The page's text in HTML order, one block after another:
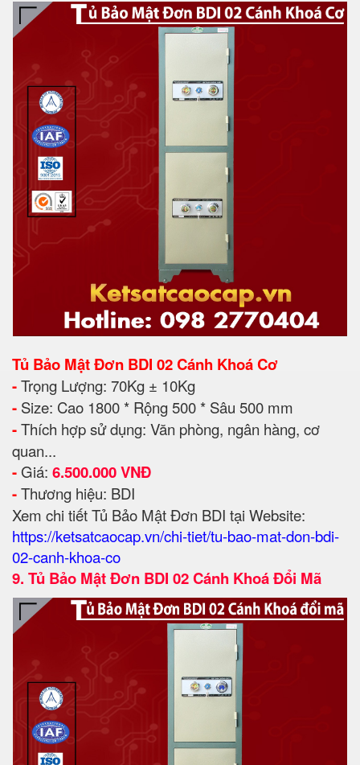
Tủ Bảo Mật Đơn BDI 02 Cánh Khoá Cơ
-Trọng Lượng: 70Kg ± 10Kg
- Size: Cao 1800 * Rộng 500 * Sâu 500 mm
-Thích hợp sử dụng: Văn phòng, ngân hàng, cơ
quan...
- Giá: 6.500.000 VNĐ
-Thương hiệu: BDI
Xem chi tiết Tủ Bảo Mật Đơn BDI tại Website:
https://ketsatcaocap.vn/chi-tiet/tu-bao-mat-don-bdi-
02-canh-khoa-co
9. Tủ Bảo Mật Đơn BDI 02 Cánh Khoá Đổi Mã